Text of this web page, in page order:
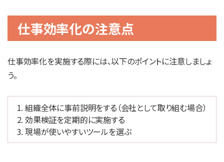
仕事効率化の注意点
仕事効率化を実施する際には、以下のポイントに注意しましょ
う。
組織全体に事前説明をする（会社として取り組む場合）
効果検証を定期的に実施する
現場が使いやすいツールを選ぶ